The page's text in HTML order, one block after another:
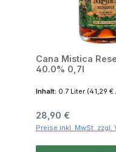
Cana Mistica
40.0% 0,7l
Inhalt: 0.7 Liter (41,29 €
Regulärer Preis:
28,90 €
Preise inkl. MwSt. zzgl.